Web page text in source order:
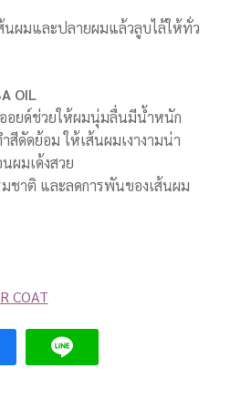
นผมและปลายผมแล้วลูบไล้ให้ทั่ว
OIL
ยด์ช่วยให้ผมนุ่มลื่นมีน้ำหนัก
ดัดย้อม ให้เส้นผมเงางามน่า
ผมเด้งสวย
มชาติ และลดการพันของเส้นผม
COAT